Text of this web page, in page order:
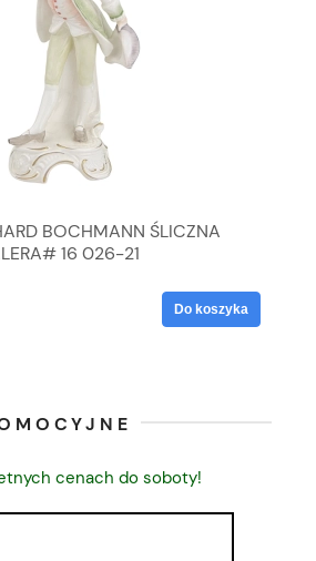
BOCHMANN ŚLICZNA
16 026-21
Do koszyka
cenach do soboty!